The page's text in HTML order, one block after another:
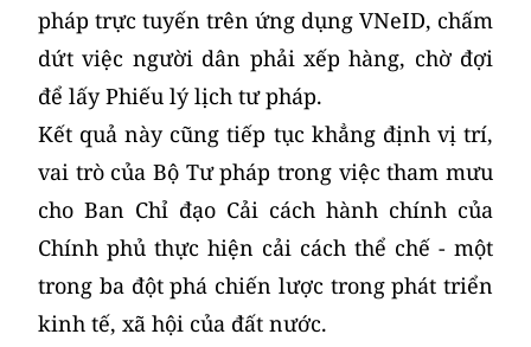
pháp trực tuyến trên ứng dụng VNeID, chấm
dứt việc người dân phải xếp hàng, chờ đợi
để lấy Phiếu lý lịch tư pháp.
Kết quả này cũng tiếp tục khẳng định vị trí,
vai trò của Bộ Tư pháp trong việc tham mưu
cho Ban Chỉ đạo Cải cách hành chính của
Chính phủ thực hiện cải cách thể chế - một
trong ba đột phá chiến lược trong phát triển
kinh tế, xã hội của đất nước.